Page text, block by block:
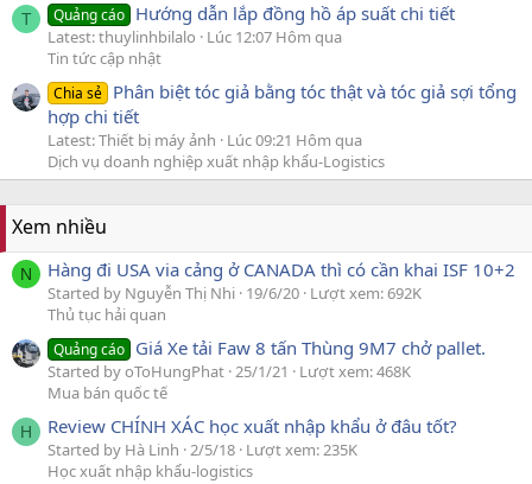
T Quảng cáo Hướng dẫn lắp đồng hồ áp suất chi tiết
Latest: thuylinhbilalo
Lúc 12:07 Hôm qua
Tin tức cập nhật
Chia sẻ Phân biệt tóc giả bằng tóc thật và tóc giả sợi tổng
hợp chi tiết
Latest: Thiết bị máy ảnh
Lúc 09:21 Hôm qua
Dịch vụ doanh nghiệp xuất nhập khẩu-Logistics
Xem nhiều
N Hàng đi USA via cảng ở CANADA thì có cần khai ISF 10+2
Started by Nguyễn Thị Nhi 19/6/20 Lượt xem: 692K
Thủ tục hải quan
Quảng cáo Giá Xe tải Faw 8 tấn Thùng 9M7 chở pallet.
Started by oToHungPhat 25/1/21
Lượt xem: 468K
Mua bán quốc tế
H Review CHÍNH XÁC học xuất nhập khẩu ở đâu tốt?
Started by Hà Linh 2/5/18 Lượt xem: 235K
Học xuất nhập khẩu-logistics